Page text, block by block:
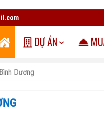
DỰ ÁN
Dương